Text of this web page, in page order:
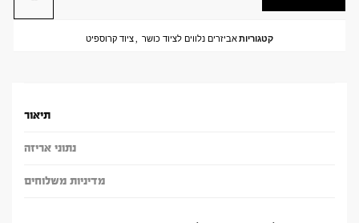
קטגוריותאביזרים נלווים לציוד כושר ,ציוד קרוספיט
תיאור
נתוני אריזה
מדיניות משלוחים